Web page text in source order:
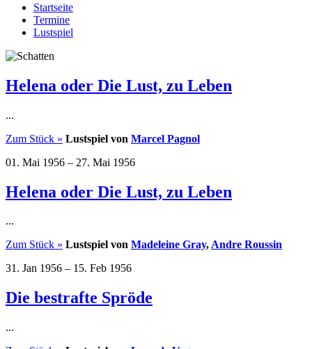
Startseite
Termine
Lustspiel
Helena oder Die Lust, zu Leben
...
Zum Stück » Lustspiel von Marcel Pagnol
01. Mai 1956 – 27. Mai 1956
Helena oder Die Lust, zu Leben
...
Zum Stück » Lustspiel von Madeleine Gray,Andre Roussin
31. Jan 1956 – 15. Feb 1956
Die bestrafte Spröde
...